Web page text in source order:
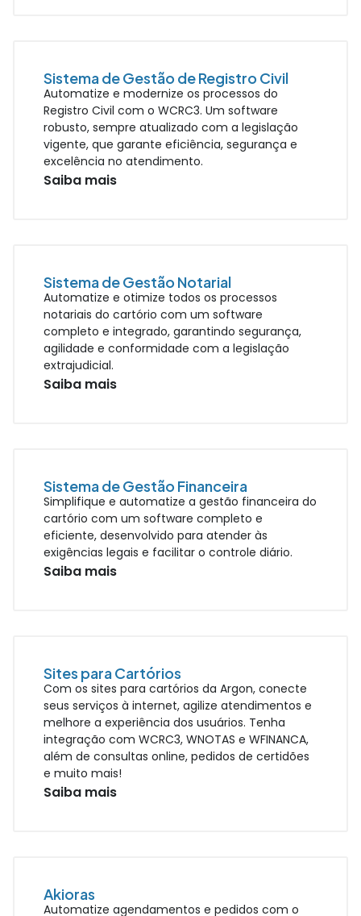
Sistema de Gestão de Registro Civil
Automatize e modernize os processos do
Registro Civil com o WCRC3. Um software
robusto, sempre atualizado com a legislação
vigente, que garante eficiência, segurança e
excelência no atendimento.
Saiba mais
Sistema de Gestão Notarial
Automatize e otimize todos os processos
notariais do cartório com um software
completo e integrado, garantindo segurança,
agilidade e conformidade com a legislação
extrajudicial.
Saiba mais
Sistema de Gestão Financeira
Simplifique e automatize a gestão financeira do
cartório com um software completo e
eficiente, desenvolvido para atender às
exigências legais e facilitar o controle diário.
Saiba mais
Sites para Cartórios
Com os sites para cartórios da Argon, conecte
seus serviços à internet, agilize atendimentos e
melhore a experiência dos usuários. Tenha
integração com WCRC3, WNOTAS e WFINANCA,
além de consultas online, pedidos de certidões
e muito mais!
Saiba mais
Akioras
Automatize agendamentos e pedidos com o